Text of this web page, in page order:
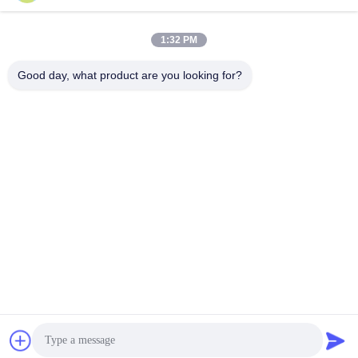
Telefoon
1:32 PM
Good day, what product are you looking for?